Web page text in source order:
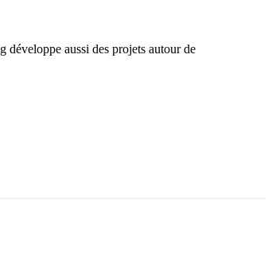
développe aussi des projets autour de